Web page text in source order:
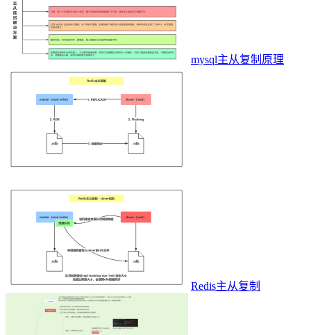
mysql主从复制原理
Redis主从复制